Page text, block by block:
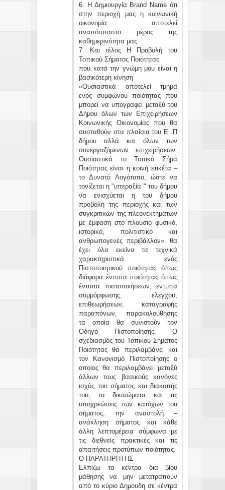
6. Η Δημιουργία Brand Name ότι
στην περιοχή μας η κοινωνική
οικονομία αποτελεί
αναπόσπαστο μέρος της
καθημερινότητα μας
7. Και τέλος Η Προβολή του
Τοπικού Σήματος Ποιότητας
που κατά την γνώμη μου είναι η
βασικότερη κίνηση
«Ουσιαστικά αποτελεί τμήμα
ενός συμφώνου ποιότητας που
μπορεί να υπογραφεί μεταξύ του
Δήμου όλων των Επιχειρήσεων
Κοινωνικής Οικονομίας που θα
συσταθούν στα πλαίσια του Ε .Π
δήμου αλλά και όλων των
συνεργαζόμενων επιχειρήσεων.
Ουσιαστικά το Τοπικό Σήμα
Ποιότητας είναι η κοινή ετικέτα –
το Δυνατό Λογότυπο, ώστε να
τονίζεται η "υπεραξία " του δήμου
να ενισχύεται η του δήμου
προβολή της περιοχής και των
συγκριτικών της πλεονεκτημάτων
με έμφαση στο πλούσιο φυσικό,
ιστορικό, πολιτιστικό και
ανθρωπογενές περιβάλλον». θα
έχει όλα εκείνα τα τεχνικά
χαρακτηριστικά ενός
Πιστοποιητικού ποιότητας όπως
διάφορα έντυπα ποιότητας όπως
έντυπα πιστοποιήσεων, έντυπα
συμμόρφωσης, ελέγχου,
επιθεωρήσεων, καταγραφής
παραπόνων, παρακολούθησης
τα οποία θα συνιστούν τον
Οδηγό Πιστοποίησης. Ο
σχεδιασμός του Τοπικού Σήματος
Ποιότητας θα περιλαμβάνει και
τον Κανονισμό Πιστοποίησης ο
οποίος θα περιλαμβάνει μεταξύ
άλλων τους βασικούς κανόνες
ισχύς του σήματος και διακοπής
του, τα δικαιώματα και τις
υποχρεώσεις των κατόχων του
σήματος, την αναστολή –
ανάκληση σήματος και κάθε
άλλη λεπτομέρεια σύμφωνα με
τις διεθνείς πρακτικές και τις
απαιτήσεις προτύπων ποιότητας.
Ο ΠΑΡΑΤΗΡΗΤΗΣ
Ελπίζω τα κέντρα δια βίου
μάθησης να μην μετατραπούν
από το κύριο Δημουδη σε κέντρα